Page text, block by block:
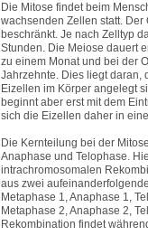
Die Mitose findet beim
wachsenden Zellen statt.
beschränkt. Je nach Zelltyp
Stunden. Die Meiose dauert
zu einem Monat und bei der
Jahrzehnte. Dies liegt daran,
Eizellen im Körper angelegt
beginnt aber erst mit dem
sich die Eizellen daher in
Die Kernteilung bei der
Anaphase und Telophase.
intrachromosomalen
aus zwei
Metaphase 1, Anaphase 1,
Metaphase 2, Anaphase 2,
Rekombination findet